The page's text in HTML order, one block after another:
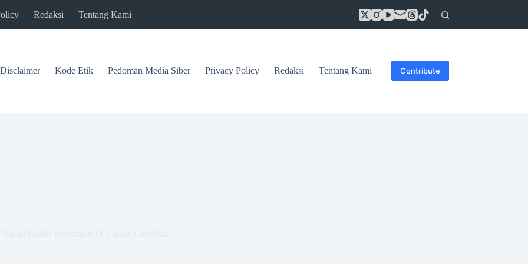
Redaksi Tentang Kami
Disclaimer Kode Etik Pedoman Media Siber Privacy Policy Redaksi Tentang Kami Contribute